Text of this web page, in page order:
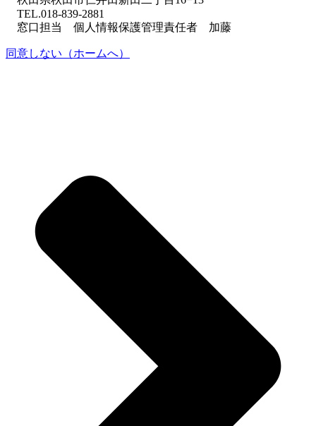
TEL.018-839-2881
窓口担当 個人情報保護管理責任者 加藤
同意しない（ホームへ）